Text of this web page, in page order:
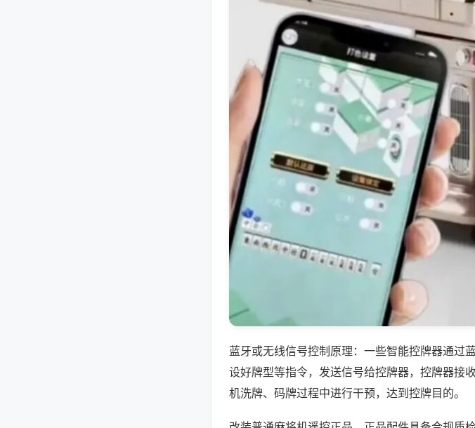
蓝牙或无线信号控制原理：一些智能控牌器通过
设好牌型等指令，发送信号给控牌器，控牌器接
机洗牌、码牌过程中进行干预，达到控牌目的。